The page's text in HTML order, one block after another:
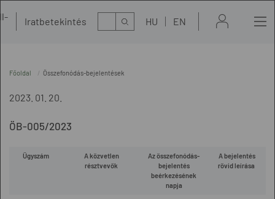
Iratbetekintés Kereső HU EN
Főoldal Összefonódás-bejelentések
2023. 01. 20.
ÖB-005/2023
Ügyszám
A közvetlen
résztvevők
Az összefonódás-
bejelentés
beérkezésének
napja
A bejelentés
rövid leírása